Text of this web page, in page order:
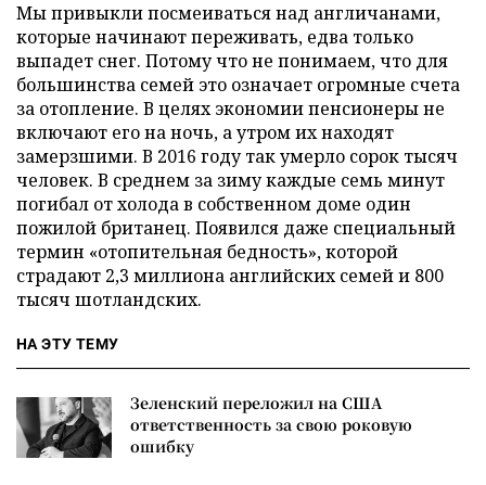
Мы привыкли посмеиваться над англичанами,
которые начинают переживать, едва только
выпадет снег. Потому что не понимаем, что для
большинства семей это означает огромные счета
за отопление. В целях экономии пенсионеры не
включают его на ночь, а утром их находят
замерзшими. В 2016 году так умерло сорок тысяч
человек. В среднем за зиму каждые семь минут
погибал от холода в собственном доме один
пожилой британец. Появился даже специальный
термин «отопительная бедность», которой
страдают 2,3 миллиона английских семей и 800
тысяч шотландских.
НА ЭТУ ТЕМУ
Зеленский переложил на США
ответственность за свою роковую
ошибку